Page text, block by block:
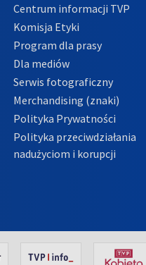
Centrum informacji TVP
Komisja Etyki
Program dla prasy
Dla mediów
Serwis fotograficzny
Merchandising (znaki)
Polityka Prywatności
Polityka przeciwdziałania
nadużyciom i korupcji